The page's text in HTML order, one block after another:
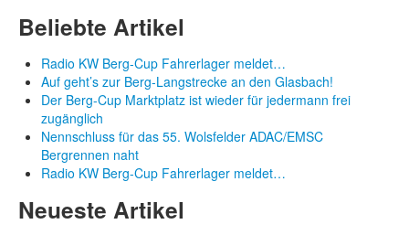
Beliebte Artikel
Radio KW Berg-Cup Fahrerlager meldet…
Auf geht’s zur Berg-Langstrecke an den Glasbach!
Der Berg-Cup Marktplatz ist wieder für jedermann frei
zugänglich
Nennschluss für das 55. Wolsfelder ADAC/EMSC
Bergrennen naht
Radio KW Berg-Cup Fahrerlager meldet…
Neueste Artikel